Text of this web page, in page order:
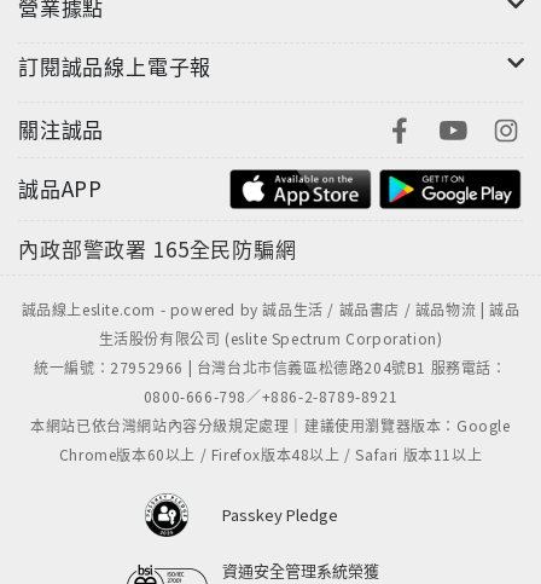
營業據點
訂閱誠品線上電子報
關注誠品
誠品APP
內政部警政署 165全民防騙網
誠品線上eslite.com - powered by 誠品生活 / 誠品書店 / 誠品物流 | 誠品
生活股份有限公司 (eslite Spectrum Corporation)
統一編號：27952966 | 台灣台北市信義區松德路204號B1 服務電話：
0800-666-798／+886-2-8789-8921
本網站已依台灣網站內容分級規定處理｜建議使用瀏覽器版本：Google
Chrome版本60以上 / Firefox版本48以上 / Safari 版本11以上
Passkey Pledge
資通安全管理系統榮獲